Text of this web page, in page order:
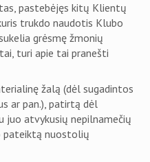
pastebėjęs kitų Klientų
trukdo naudotis Klubo
grėsmę žmonių
turi apie tai pranešti
žalą (dėl sugadintos
ar pan.), patirtą dėl
juo atvykusių nepilnamečių
pateiktą nuostolių